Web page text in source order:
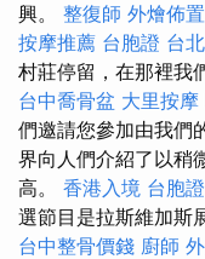
興。 整復師 外燴佈置
按摩推薦 台胞證 台北
村莊停留，在那裡我
台中喬骨盆 大里按摩
們邀請您參加由我們
界向人們介紹了以稍
高。 香港入境 台胞證
選節目是拉斯維加斯
台中整骨價錢 廚師